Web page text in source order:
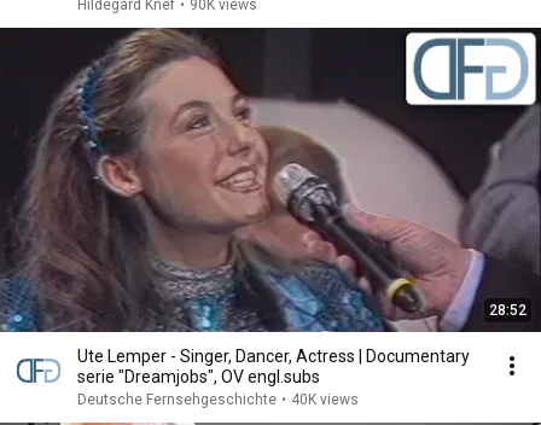
Hildegard Knef • 90K views
28:52
Ute Lemper - Singer, Dancer, Actress | Documentary
serie "Dreamjobs", OV engl.subs
Deutsche Fernsehgeschichte • 40K views